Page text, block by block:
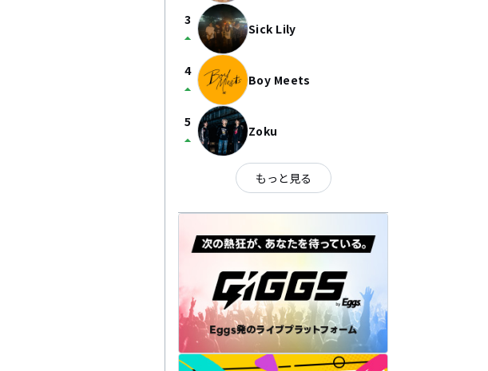
3
arrow_drop_up Sick Lily
4
arrow_drop_up Boy Meets
5
arrow_drop_up Zoku
もっと見る